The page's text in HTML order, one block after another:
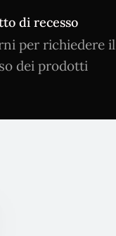
di recesso
per richiedere il
dei prodotti